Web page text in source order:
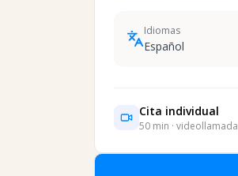
Idiomas
Español
Cita individual
50 min · videollamada